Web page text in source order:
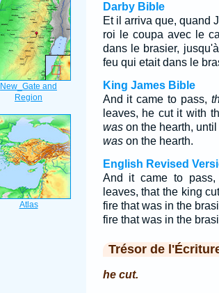
Darby Bible
Et il arriva que, quand
roi le coupa avec le
dans le brasier,
feu qui etait dans le
King James Bible
And it came to pass,
leaves, he cut it with
wason the hearth, until
wason the hearth.
English Revised
And it came to
leaves, that the king
fire that was in the
fire that was in the
Trésor de
he cut.